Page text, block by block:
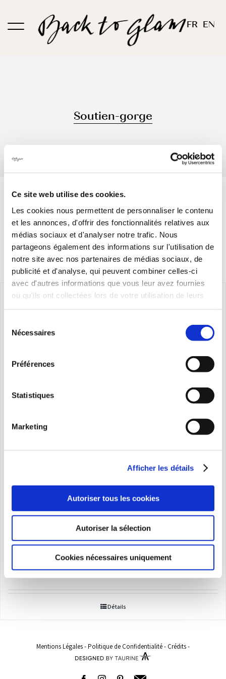
Ce site web utilise des cookies.
Les cookies nous permettent de personnaliser le contenu
et les annonces, d'offrir des fonctionnalités relatives aux
médias sociaux et d'analyser notre trafic. Nous
partageons également des informations sur l'utilisation de
notre site avec nos partenaires de médias sociaux, de
publicité et d'analyse, qui peuvent combiner celles-ci
avec d'autres informations que vous leur avez fournies
ou qu'ils ont collectées lors de votre utilisation de leurs
Nécessaires
Préférences
Statistiques
Marketing
Afficher les détails
Autoriser tous les cookies
Autoriser la sélection
Cookies nécessaires uniquement
au
FR EN
Soutien-gorge
Montrer
Soutien-gorge et accessoires
(bretelles, coussinets, H)
5,00€–430,00€Plage
prix :
430,00€
Détails
Mentions Légales- Politique de Confidentialité- Crédits-